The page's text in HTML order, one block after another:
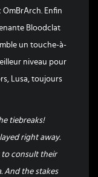
Enfin
Bloodclat
un touche-à-
niveau pour
Lusa, toujours
tiebreaks!
right away.
to consult their
And the stakes